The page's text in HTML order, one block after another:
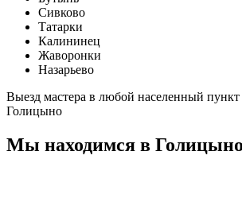
Сивково
Татарки
Калининец
Жаворонки
Назарьево
Выезд мастера в любой населенный пункт
Голицыно
Мы находимся в